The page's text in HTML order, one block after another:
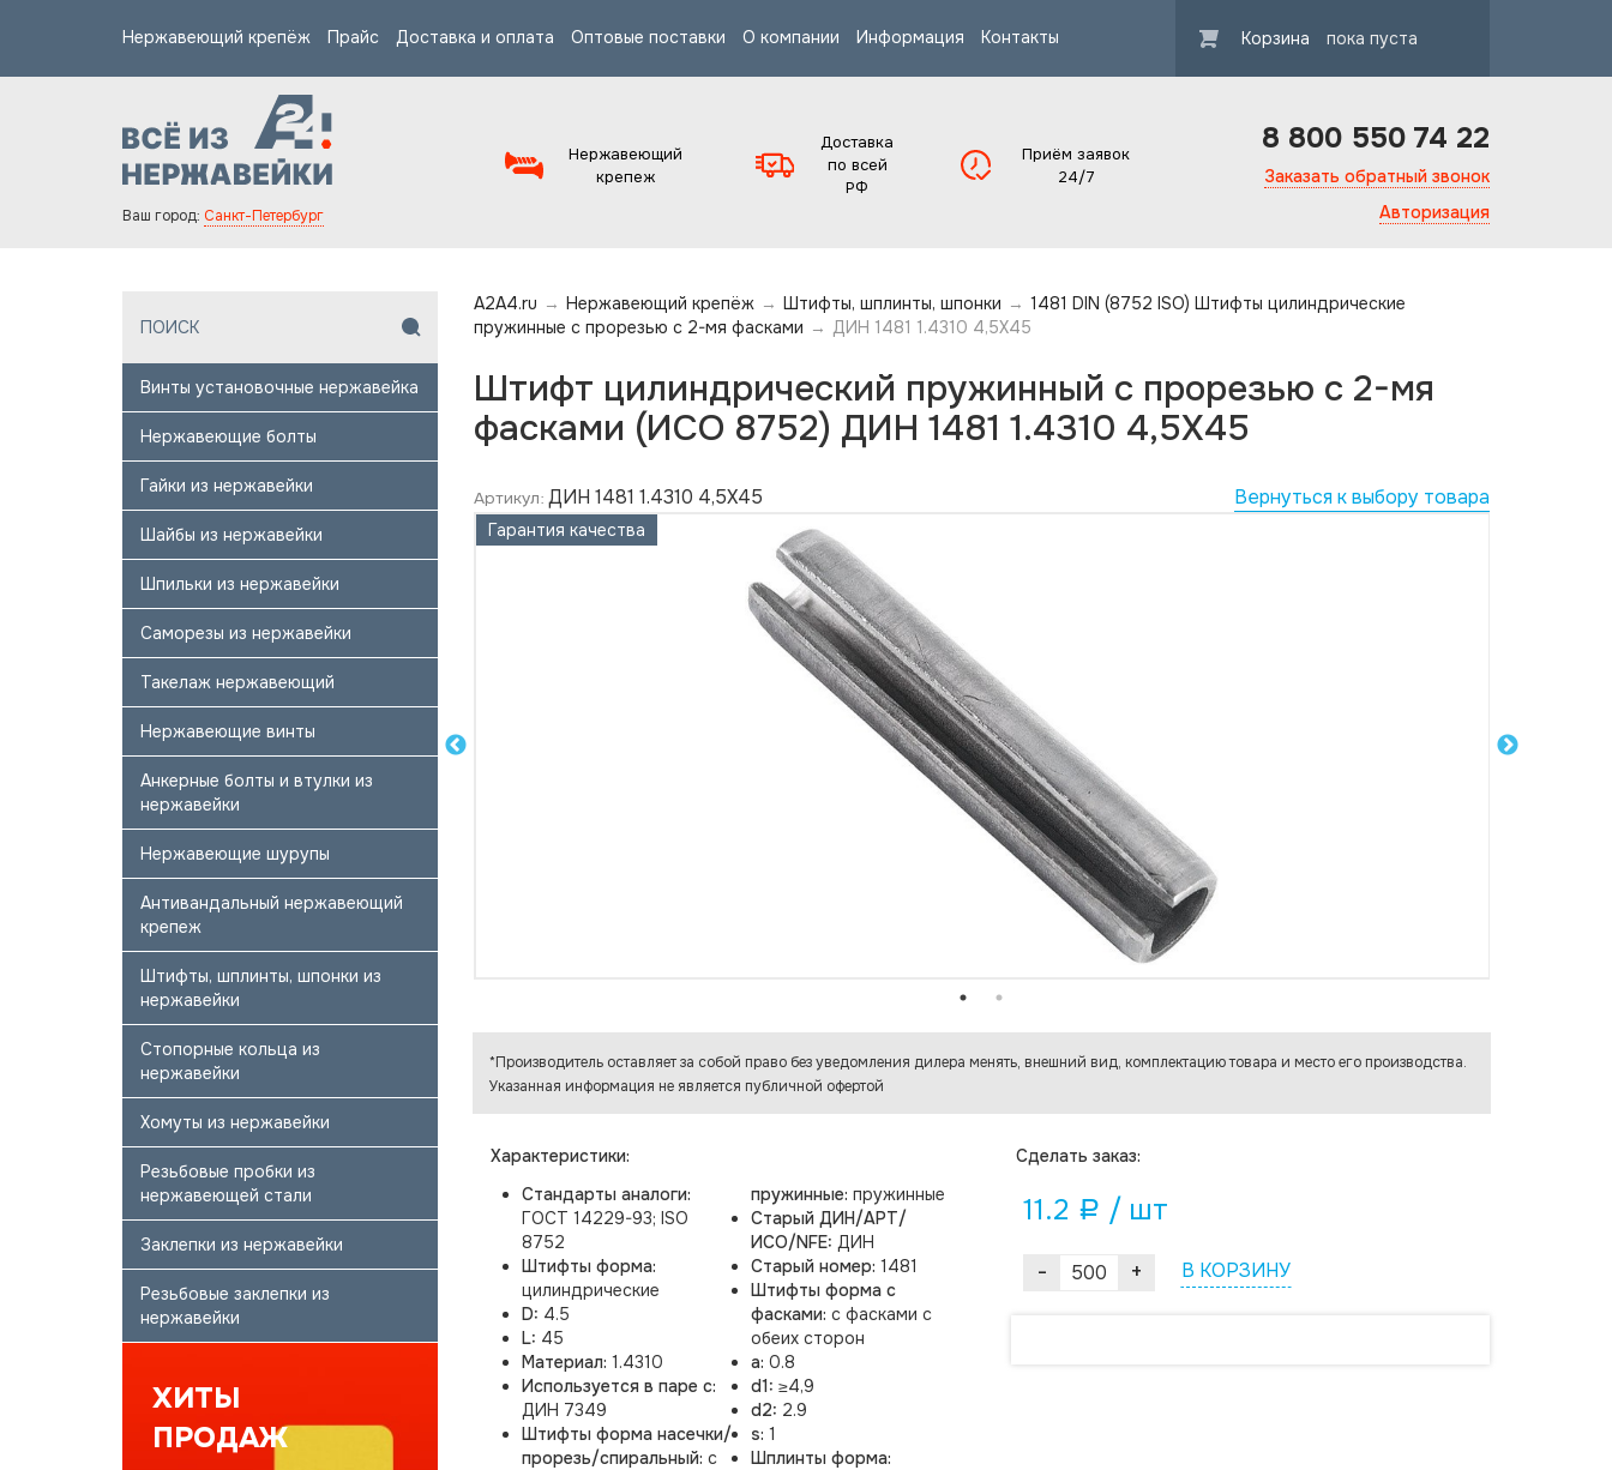
Нержавеющий крепёж Прайс Доставка и оплата Оптовые поставки О компании Информация Контакты Корзина пока пуста
Ваш город: Санкт-Петербург
Нержавеющий
крепеж
Доставка
по всей
РФ
Приём заявок
24/7
8 800 550 74 22
Заказать обратный звонок
Авторизация
Винты установочные нержавейка
Нержавеющие болты
Гайки из нержавейки
Шайбы из нержавейки
Шпильки из нержавейки
Саморезы из нержавейки
Такелаж нержавеющий
Нержавеющие винты
Анкерные болты и втулки из
нержавейки
Нержавеющие шурупы
Антивандальный нержавеющий
крепеж
Штифты, шплинты, шпонки из
нержавейки
Стопорные кольца из
нержавейки
Хомуты из нержавейки
Резьбовые пробки из
нержавеющей стали
Заклепки из нержавейки
Резьбовые заклепки из
нержавейки
ХИТЫ
ПРОДАЖ
A2A4.ru → Нержавеющий крепёж → Штифты, шплинты, шпонки → 1481 DIN (8752 ISO) Штифты цилиндрические
пружинные с прорезью с 2-мя фасками → ДИН 1481 1.4310 4,5X45
Штифт цилиндрический пружинный с прорезью с 2-мя
фасками (ИСО 8752) ДИН 1481 1.4310 4,5X45
Артикул:ДИН 1481 1.4310 4,5X45 Вернуться к выбору товара
Гарантия качества
Характеристики:
Стандарты аналоги:
ГОСТ 14229-93; ISO
8752
Штифты форма:
цилиндрические
D: 4.5
L: 45
Материал: 1.4310
Используется в паре с:
ДИН 7349
Штифты форма насечки/
прорезь/спиральный: с
пружинные: пружинные
Старый ДИН/АРТ/
ИСО/NFE: ДИН
Старый номер: 1481
Штифты форма с
фасками: с фасками с
обеих сторон
a: 0.8
d1: ≥4,9
d2: 2.9
s: 1
Шплинты форма:
Cделать заказ:
11.2 a / шт
- + В КОРЗИНУ
*Производитель оставляет за собой право без уведомления дилера менять, внешний вид, комплектацию товара и место его производства.
Указанная информация не является публичной офертой